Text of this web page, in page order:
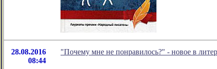
28.08.2016
08:44
"Почему мне не понравилось?" - новое в